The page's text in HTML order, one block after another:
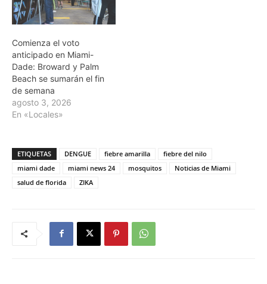
Comienza el voto
anticipado en Miami-
Dade: Broward y Palm
Beach se sumarán el fin
de semana
agosto 3, 2026
En «Locales»
ETIQUETAS DENGUE fiebre amarilla
fiebre del nilo
miami dade
miami news 24 mosquitos
Noticias de Miami
salud de florida
ZIKA